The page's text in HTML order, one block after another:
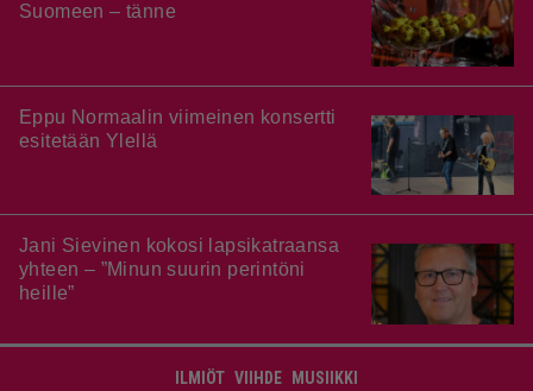
Suomeen – tänne
Eppu Normaalin viimeinen konsertti
esitetään Ylellä
Jani Sievinen kokosi lapsikatraansa
yhteen – ”Minun suurin perintöni
heille”
ILMIÖT VIIHDE MUSIIKKI